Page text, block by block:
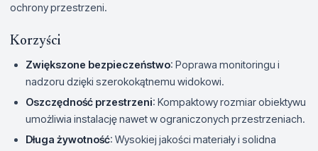
ochrony przestrzeni.
Korzyści
Zwiększone bezpieczeństwo: Poprawa monitoringu i
nadzoru dzięki szerokokątnemu widokowi.
Oszczędność przestrzeni: Kompaktowy rozmiar obiektywu
umożliwia instalację nawet w ograniczonych przestrzeniach.
Długa żywotność: Wysokiej jakości materiały i solidna